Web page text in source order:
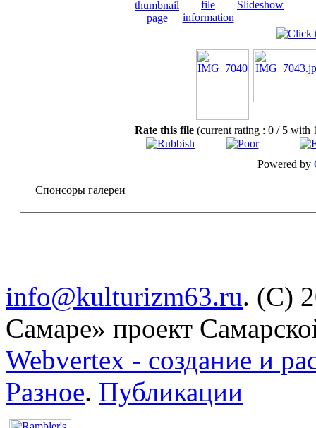
Rate this file (current rating : 0 / 5 with
Powered by
Спонсоры галереи
info@kulturizm63.ru. (C)
Самаре» проект
Webvertex - создание и
Разное. Публикации